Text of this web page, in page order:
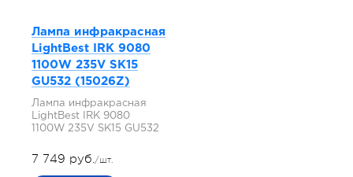
Лампа инфракрасная
LightBest IRK 9080
1100W 235V SK15
GU532 (15026Z)
Лампа инфракрасная
LightBest IRK 9080
1100W 235V SK15 GU532
7 749 руб./шт.